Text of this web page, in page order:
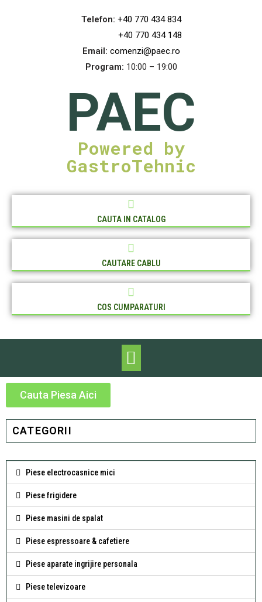
Telefon: +40 770 434 834
+40 770 434 148
Email: comenzi@paec.ro
Program: 10:00 – 19:00
PAEC
Powered by
GastroTehnic
CAUTA IN CATALOG
CAUTARE CABLU
COS CUMPARATURI
Cauta Piesa Aici
CATEGORII
Piese electrocasnice mici
Piese frigidere
Piese masini de spalat
Piese espressoare & cafetiere
Piese aparate ingrijire personala
Piese televizoare